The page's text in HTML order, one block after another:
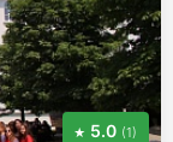
5.0 (1)